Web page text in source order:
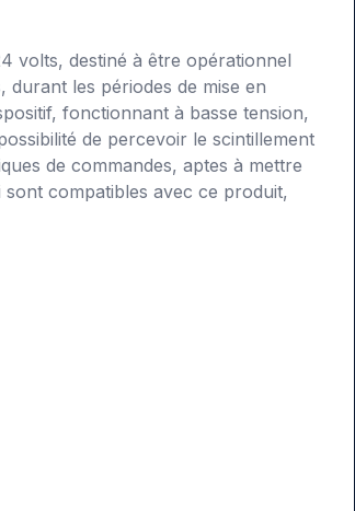
volts, destiné à être opérationnel
les périodes de mise en
fonctionnant à basse tension,
de percevoir le scintillement
de commandes, aptes à mettre
compatibles avec ce produit,